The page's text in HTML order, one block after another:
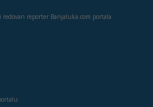
reporter Banjaluka.com portala